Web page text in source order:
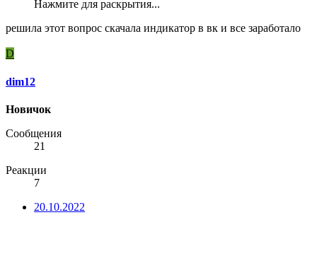
Нажмите для раскрытия...
решила этот вопрос скачала индикатор в вк и все заработало
D
dim12
Новичок
Сообщения
21
Реакции
7
20.10.2022